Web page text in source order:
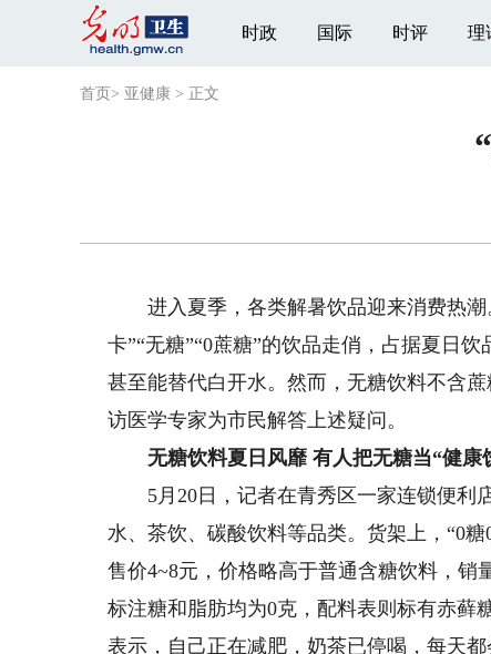
时政 国际 时评 理
首页 > 亚健康 > 正文
进入夏季，各类解暑饮品迎来消费热潮
卡”“无糖”“0蔗糖”的饮品走俏，占据夏日
甚至能替代白开水。然而，无糖饮料不含
访医学专家为市民解答上述疑问。
无糖饮料夏日风靡 有人把无糖当“健康
5月20日，记者在青秀区一家连锁便利
水、茶饮、碳酸饮料等品类。货架上，“0
售价4~8元，价格略高于普通含糖饮料，
标注糖和脂肪均为0克，配料表则标有赤藓
表示，自己正在减肥，奶茶已停喝，每天